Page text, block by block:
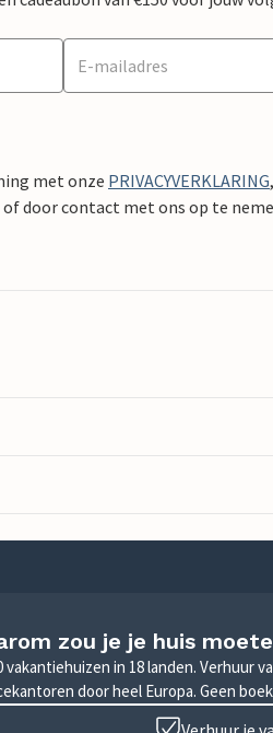
met onze PRIVACYVERKLARING
door contact met ons op te
zou je je huis
vakantiehuizen in 18 landen. Verhuur
door heel Europa. Geen